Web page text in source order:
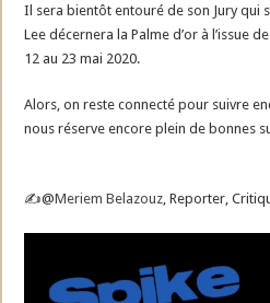
Il sera bientôt entouré de son Jury qui
Lee décernera la Palme d’or à l’issue
12 au 23 mai 2020.
Alors, on reste connecté pour suivre
nous réserve encore plein de bonnes
✍️@Meriem Belazouz , Reporter,